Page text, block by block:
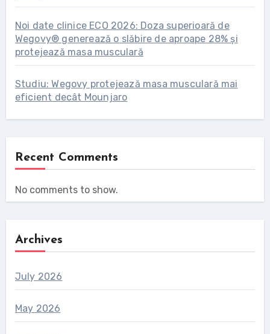
Noi date clinice ECO 2026: Doza superioară de
Wegovy® generează o slăbire de aproape 28% și
protejează masa musculară
Studiu: Wegovy protejează masa musculară mai
eficient decât Mounjaro
Recent Comments
No comments to show.
Archives
July 2026
May 2026